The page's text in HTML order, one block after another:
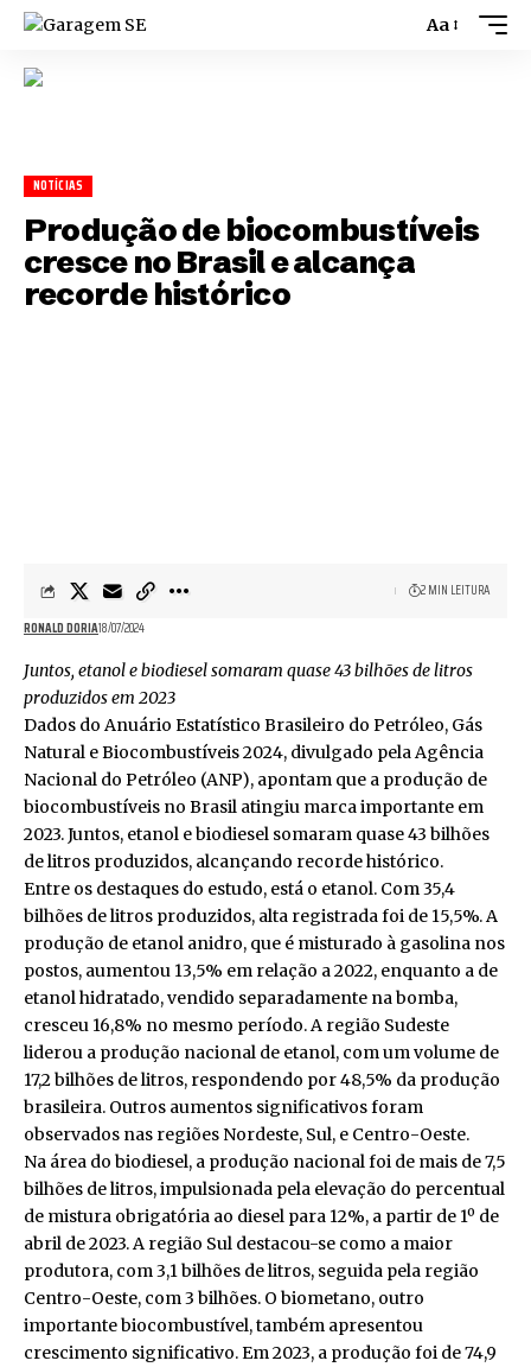
Aa
NOTÍCIAS
Produção de biocombustíveis
cresce no Brasil e alcança
recorde histórico
RONALD DORIA18/07/2024
2 MIN LEITURA
Juntos, etanol e biodiesel somaram quase 43 bilhões de litros
produzidos em 2023
Dados do Anuário Estatístico Brasileiro do Petróleo, Gás
Natural e Biocombustíveis 2024, divulgado pela Agência
Nacional do Petróleo (ANP), apontam que a produção de
biocombustíveis no Brasil atingiu marca importante em
2023. Juntos, etanol e biodiesel somaram quase 43 bilhões
de litros produzidos, alcançando recorde histórico.
Entre os destaques do estudo, está o etanol. Com 35,4
bilhões de litros produzidos, alta registrada foi de 15,5%. A
produção de etanol anidro, que é misturado à gasolina nos
postos, aumentou 13,5% em relação a 2022, enquanto a de
etanol hidratado, vendido separadamente na bomba,
cresceu 16,8% no mesmo período. A região Sudeste
liderou a produção nacional de etanol, com um volume de
17,2 bilhões de litros, respondendo por 48,5% da produção
brasileira. Outros aumentos significativos foram
observados nas regiões Nordeste, Sul, e Centro-Oeste.
Na área do biodiesel, a produção nacional foi de mais de 7,5
bilhões de litros, impulsionada pela elevação do percentual
de mistura obrigatória ao diesel para 12%, a partir de 1º de
abril de 2023. A região Sul destacou-se como a maior
produtora, com 3,1 bilhões de litros, seguida pela região
Centro-Oeste, com 3 bilhões. O biometano, outro
importante biocombustível, também apresentou
crescimento significativo. Em 2023, a produção foi de 74,9